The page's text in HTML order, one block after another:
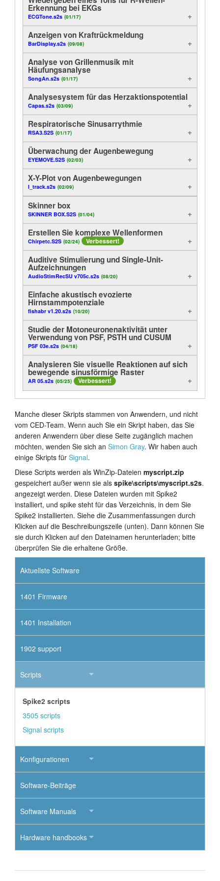
Anleitung
Kundendienst
Händler Archivieren
Nützliche Funktionen
Steuerung
Experimente
Methodenbeispiele
Spektrum
Erkennung bei EKGs
ECGTone.s2s (01/17)
Anzeigen von Kraftrückmeldung
BarDisplay.s2s (09/08)
Analyse von Grillenmusik mit
Häufungsanalyse
SongAn.s2s (01/17)
Analysesystem für das Herzaktionspotential
Capas.s2s (03/09)
Respiratorische Sinusarrythmie
RSA3.S2S (01/17)
Überwachung der Augenbewegung
EYEMOVE.S2S (02/03)
X-Y-Plot von Augenbewegungen
I_track.s2s (02/09)
Skinner box
SKINNER BOX.S2S (01/04)
Erstellen Sie komplexe Wellenformen
Chirpetc.S2S (02/24) Verbessert!
Auditive Stimulierung und Single-Unit-
Aufzeichnungen
AudioStimRecSU v705c.s2s (08/20)
Einfache akustisch evozierte
Hirnstammpotenziale
fishabr v1.20.s2s (10/20)
Studie der Motoneuronenaktivität unter
Verwendung von PSF, PSTH und CUSUM
PSF 03e.s2s (04/18)
Analysieren Sie visuelle Reaktionen auf sich
bewegende sinusförmige Raster
AR 05.s2s (05/25) Verbessert!
Manche dieser Skripts stammen von Anwendern, und nicht
vom CED-Team. Wenn auch Sie ein Skript haben, das Sie
anderen Anwendern über diese Seite zugänglich machen
möchten, wenden Sie sich an Simon Gray. Wir haben auch
einige Skripts für Signal.
Diese Scripts werden als WinZip-Dateien myscript.zip
gespeichert außer wenn sie als spike\scripts\myscript.s2s.
angezeigt werden. Diese Dateien wurden mit Spike2
installiert, und spike steht für das Verzeichnis, in dem Sie
Spike2 installierten. Siehe die Zusammenfassungen durch
Klicken auf die Beschreibungszeile (unten). Dann können Sie
sie durch Klicken auf den Dateinamen herunterladen; bitte
überprüfen Sie die erhaltene Größe.
Aktuellste Software
1401 Firmware
1401 Installation
1902 support
Scripts
Spike2 scripts
3505 scripts
Signal scripts
Konfigurationen
Software-Beiträge
Software Manuals
Hardware handbooks